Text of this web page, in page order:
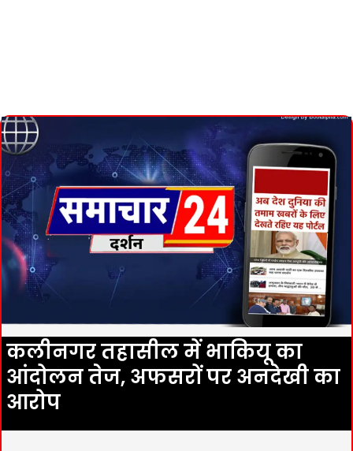
कलीनगर तहासील में भाकियू का
आंदोलन तेज, अफसरों पर अनदेखी का
आरोप